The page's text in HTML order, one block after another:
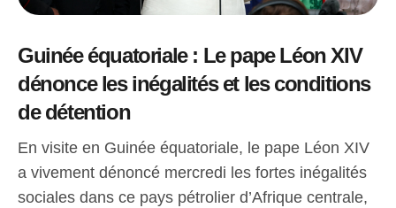
Guinée équatoriale : Le pape Léon XIV
dénonce les inégalités et les conditions
de détention
En visite en Guinée équatoriale, le pape Léon XIV
a vivement dénoncé mercredi les fortes inégalités
sociales dans ce pays pétrolier d’Afrique centrale,